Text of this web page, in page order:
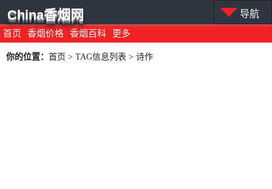
首页 香烟价格 香烟百科 更多
China香烟网 导航
你的位置： 首页 > TAG信息列表 > 诗作